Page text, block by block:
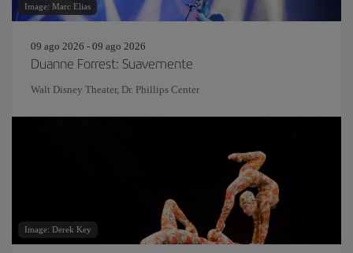
Image: Marc Elias
09 ago 2026 - 09 ago 2026
Duanne Forrest: Suavemente
Walt Disney Theater, Dr. Phillips Center
Image: Derek Key